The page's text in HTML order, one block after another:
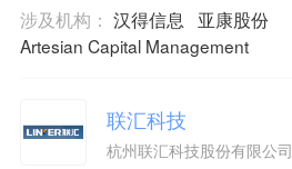
涉及机构： 汉得信息
亚康股份
Artesian Capital Management
联汇科技
杭州联汇科技股份有限公司